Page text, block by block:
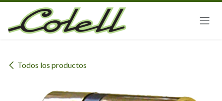
Ir al contenido
Todos los productos